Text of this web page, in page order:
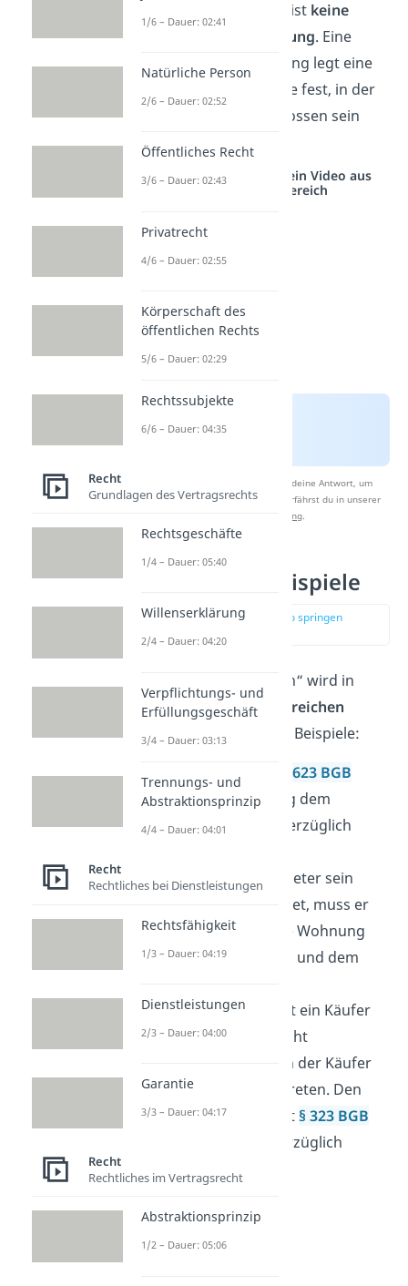
„Unverzüglich“ ist keine
wirksame Fristbestimmung. Eine
wirksame Fristbestimmung legt eine
klar definierte Zeitspanne fest, in der
eine Handlung abgeschlossen sein
muss.
Studyflix vernetzt: Hier ein Video aus
einem anderen Bereich
Nach Beantwortung speichern wir deine Antwort, um
Studyflix zu verbessern. Mehr dazu erfährst du in unserer
Datenschutzerklärung.
Unverzüglich Beispiele
zur Stelle im Video springen
Der Begriff „unverzüglich“ wird in
verschiedenen Rechtsbereichen
verwendet. Hier ein paar Beispiele:
Arbeitsrecht:Nach
§ 623 BGB
muss eine Kündigung dem
Vertragspartner unverzüglich
Mietrecht: Hat ein Mieter sein
Mietverhältnis beendet, muss er
nach§ 546 BGB
seine Wohnung
unverzüglich räumen und dem
Vertragsrecht:
Liefert ein Käufer
die bestellte Ware nicht
vertragsgemäß, kann der Käufer
vom Vertrag zurücktreten. Den
Rücktritt muss er laut§ 323 BGB
dem Verkäufer unverzüglich
mitteilen.
1/6 – Dauer: 02:41
Natürliche Person
2/6 – Dauer: 02:52
Öffentliches Recht
3/6 – Dauer: 02:43
Privatrecht
4/6 – Dauer: 02:55
Körperschaft des
öffentlichen Rechts
5/6 – Dauer: 02:29
Rechtssubjekte
6/6 – Dauer: 04:35
Recht
Grundlagen des Vertragsrechts
Rechtsgeschäfte
1/4 – Dauer: 05:40
Willenserklärung
2/4 – Dauer: 04:20
Verpflichtungs- und
Erfüllungsgeschäft
3/4 – Dauer: 03:13
Trennungs- und
Abstraktionsprinzip
4/4 – Dauer: 04:01
Recht
Rechtliches bei Dienstleistungen
Rechtsfähigkeit
1/3 – Dauer: 04:19
Dienstleistungen
2/3 – Dauer: 04:00
Garantie
3/3 – Dauer: 04:17
Recht
Rechtliches im Vertragsrecht
Abstraktionsprinzip
1/2 – Dauer: 05:06